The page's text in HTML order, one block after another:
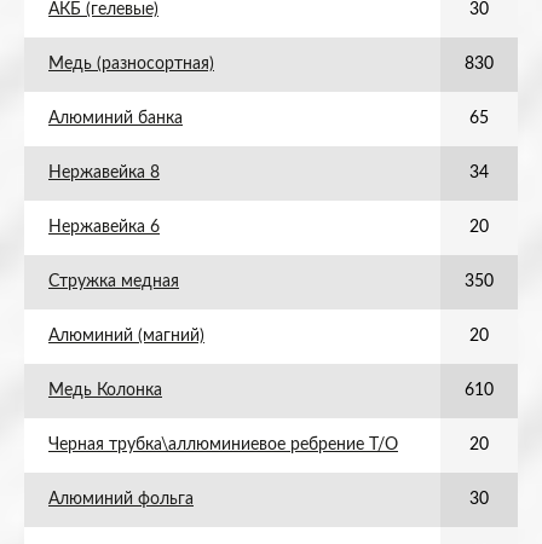
АКБ (гелевые) 30
Медь (разносортная) 830
Алюминий банка 65
Нержавейка 8 34
Нержавейка 6 20
Стружка медная 350
Алюминий (магний) 20
Медь Колонка 610
Черная трубка\аллюминиевое ребрение Т/О 20
Алюминий фольга 30